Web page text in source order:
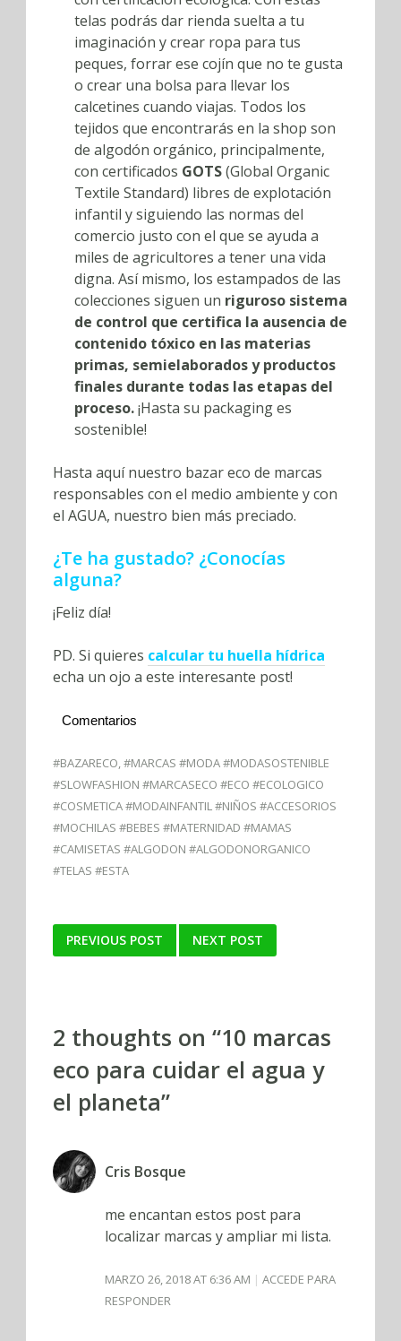
telas podrás dar rienda suelta a tu
imaginación y crear ropa para tus
peques, forrar ese cojín que no te gusta
o crear una bolsa para llevar los
calcetines cuando viajas. Todos los
tejidos que encontrarás en la shop son
de algodón orgánico, principalmente,
con certificados GOTS(Global Organic
Textile Standard) libres de explotación
infantil y siguiendo las normas del
comercio justo con el que se ayuda a
miles de agricultores a tener una vida
digna. Así mismo, los estampados de las
colecciones siguen un riguroso sistema
de control que certifica la ausencia de
contenido tóxico en las materias
primas, semielaborados y productos
finales durante todas las etapas del
proceso.¡Hasta su packaging es
sostenible!
Hasta aquí nuestro bazar eco de marcas
responsables con el medio ambiente y con
el AGUA, nuestro bien más preciado.
¿Te ha gustado? ¿Conocías
alguna?
¡Feliz día!
PD. Si quieres calcular tu huella hídrica
echa un ojo a este interesante post!
Comentarios
#BAZARECO,#MARCAS #MODA #MODASOSTENIBLE
#SLOWFASHION #MARCASECO #ECO #ECOLOGICO
#COSMETICA #MODAINFANTIL #NIÑOS #ACCESORIOS
#MOCHILAS #BEBES #MATERNIDAD #MAMAS
#CAMISETAS #ALGODON #ALGODONORGANICO
#TELAS #ESTA
Post
PREVIOUS POST NEXT POST
2 thoughts on “10 marcas
eco para cuidar el agua y
el planeta”
Cris Bosque
me encantan estos post para
localizar marcas y ampliar mi lista.
MARZO 26, 2018 AT 6:36 AM
ACCEDE PARA
RESPONDER